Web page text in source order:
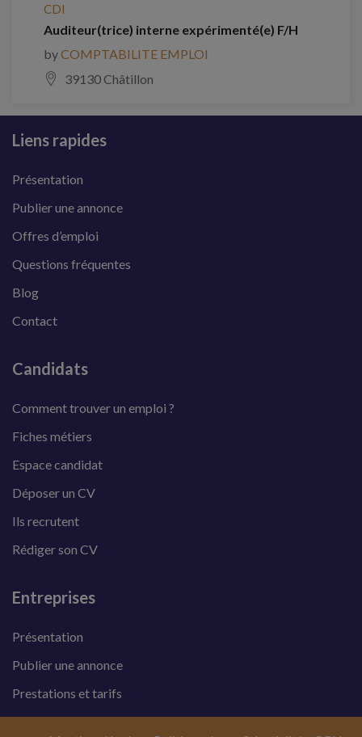
CDI
Auditeur(trice) interne expérimenté(e) F/H
byCOMPTABILITE EMPLOI
39130 Châtillon
Liens rapides
Présentation
Publier une annonce
Offres d’emploi
Questions fréquentes
Blog
Contact
Candidats
Comment trouver un emploi ?
Fiches métiers
Espace candidat
Déposer un CV
Ils recrutent
Rédiger son CV
Entreprises
Présentation
Publier une annonce
Prestations et tarifs